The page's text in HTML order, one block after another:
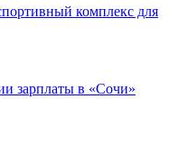
комплекс для
зарплаты в «Сочи»